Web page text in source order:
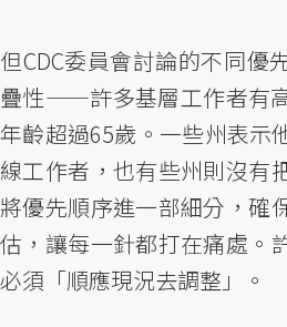
但CDC委員會討論的不同優
疊性——許多基層工作者有
年齡超過65歲。一些州表示
線工作者，也有些州則沒有
將優先順序進一部細分，確
估，讓每一針都打在痛處。
必須「順應現況去調整」。